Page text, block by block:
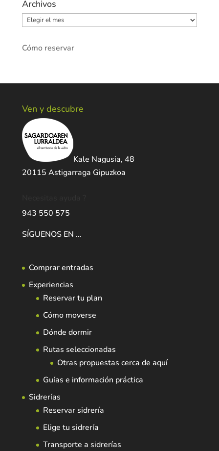
Archivos
Archivos
Cómo reservar
Ven y descubre
Kale Nagusia, 48
20115 Astigarraga Gipuzkoa
943 550 575
SÍGUENOS EN …
Comprar entradas
Experiencias
Reservar tu plan
Cómo moverse
Dónde dormir
Rutas seleccionadas
Otras propuestas cerca de aquí
Guías e información práctica
Sidrerías
Reservar sidrería
Elige tu sidrería
Transporte a sidrerías